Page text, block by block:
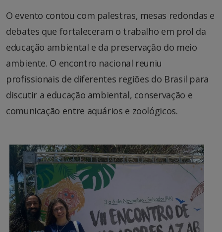
O evento contou com palestras, mesas redondas e
debates que fortaleceram o trabalho em prol da
educação ambiental e da preservação do meio
ambiente. O encontro nacional reuniu
profissionais de diferentes regiões do Brasil para
discutir a educação ambiental, conservação e
comunicação entre aquários e zoológicos.